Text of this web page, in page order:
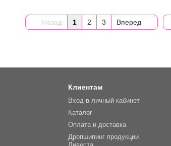
Назад 1 2 3 Вперед
Клиентам
Вход в личный кабинет
Каталог
Оплата и доставка
Дропшипинг продукции